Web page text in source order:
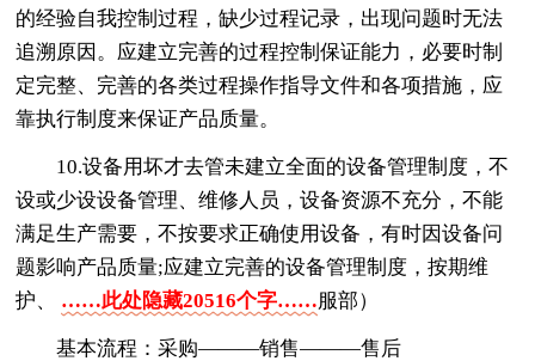
的经验自我控制过程，缺少过程记录，出现问题时无法
追溯原因。应建立完善的过程控制保证能力，必要时制
定完整、完善的各类过程操作指导文件和各项措施，应
靠执行制度来保证产品质量。
10.设备用坏才去管未建立全面的设备管理制度，不
设或少设设备管理、维修人员，设备资源不充分，不能
满足生产需要，不按要求正确使用设备，有时因设备问
题影响产品质量;应建立完善的设备管理制度，按期维
护、 ……此处隐藏20516个字……服部）
基本流程：采购———销售———售后